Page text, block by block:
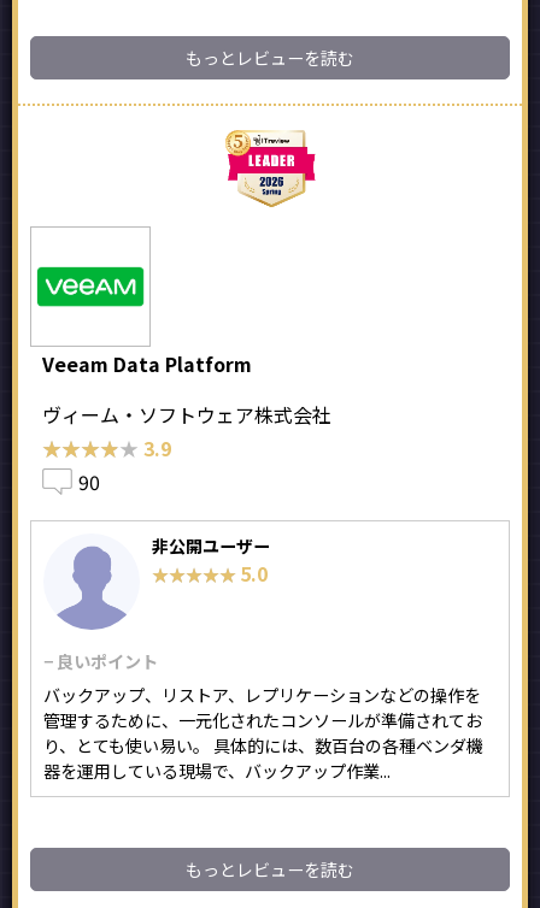
もっとレビューを読む
Veeam Data Platform
ヴィーム・ソフトウェア株式会社
★★★★★
★★★★★ 3.9
90
非公開ユーザー
★★★★★
★★★★★ 5.0
− 良いポイント
バックアップ、リストア、レプリケーションなどの操作を
管理するために、一元化されたコンソールが準備されてお
り、とても使い易い。 具体的には、数百台の各種ベンダ機
器を運用している現場で、バックアップ作業...
もっとレビューを読む